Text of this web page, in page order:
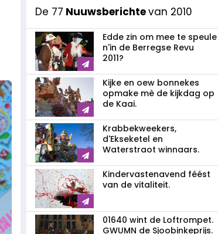
De 77 Nuuwsberichtevan 2010
Edde zin om mee te speule
n'in de Berregse Revu
2011?
Kijke en oew bonnekes
opmake mè de kijkdag op
de Kaai.
Krabbekweekers,
d'Ekseketel en
Waterstraot winnaars.
Kindervastenavend féést
van de vitaliteit.
01640 wint de Loftrompet.
GWUMN de Sjoobinkeprijs.